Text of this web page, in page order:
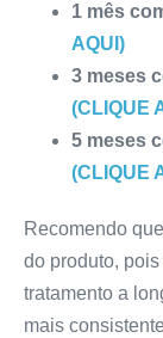
1 mês
AQUI)
3 meses
(CLIQUE
5 meses
(CLIQUE
Recomendo
do produto,
tratamento a
mais